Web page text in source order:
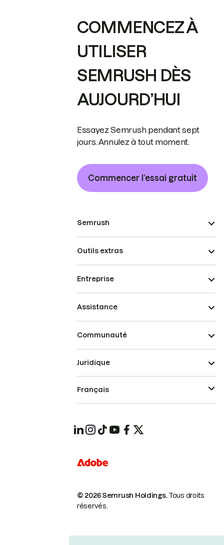
COMMENCEZ À
UTILISER
SEMRUSH DÈS
AUJOURD’HUI
Essayez Semrush pendant sept
jours. Annulez à tout moment.
Commencer l’essai gratuit
Semrush
Outils extras
Entreprise
Assistance
Communauté
© 2026 Semrush Holdings.Tous droits
réservés.
Juridique
Français